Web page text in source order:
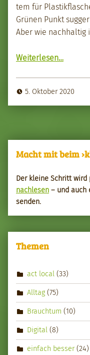
tem für
Grü­nen Punkt
Aber wie nach­haltig
Weit­er­lesen…
5. Oktober 2020
Macht mit beim
Der kleine Schritt
nach­le­sen – und auch
senden.
Themen
act local (33)
Alltag (75)
Brauchtum (10)
Digital (8)
einfach besser(24)